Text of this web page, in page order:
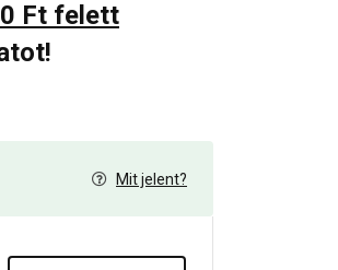
Ft felett
Mit jelent?